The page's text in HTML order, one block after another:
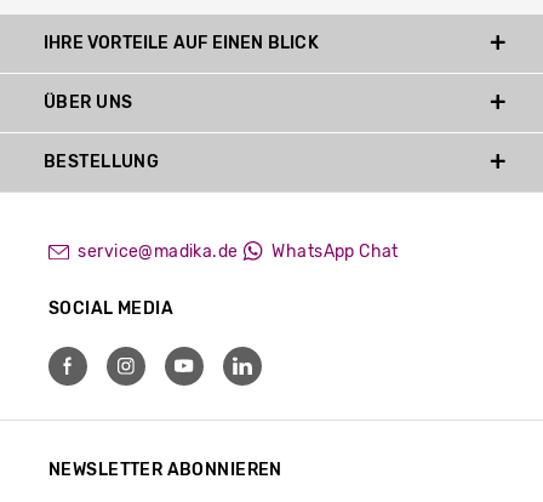
IHRE VORTEILE AUF EINEN BLICK
service@madika.de WhatsApp Chat
SOCIAL MEDIA
ÜBER UNS
BESTELLUNG
NEWSLETTER ABONNIEREN